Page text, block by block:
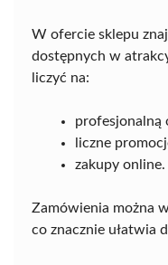
W ofercie sklepu
dostępnych w
liczyć na:
profesjonalną
liczne
zakupy online.
Zamówienia można
co znacznie ułatwia